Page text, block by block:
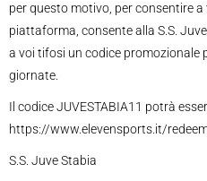
per questo motivo, per consentire
piattaforma, consente alla S.S.
a voi tifosi un codice promozionale
giornate.
Il codice JUVESTABIA11 potrà
https://www.elevensports.it/
S.S. Juve Stabia